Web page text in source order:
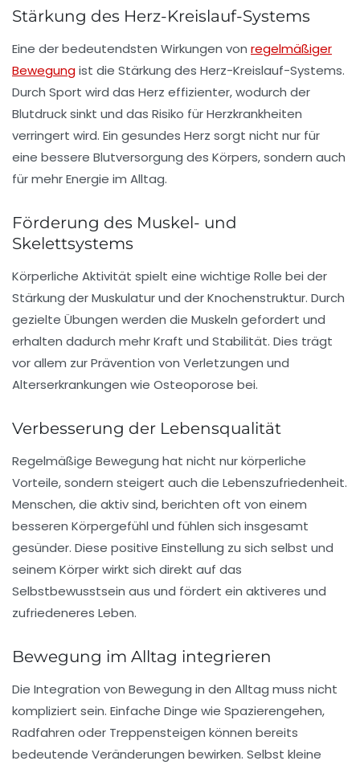
Stärkung des Herz-Kreislauf-Systems
Eine der bedeutendsten Wirkungen von regelmäßiger
Bewegungist die Stärkung des Herz-Kreislauf-Systems.
Durch Sport wird das Herz effizienter, wodurch der
Blutdruck sinkt und das Risiko fürHerzkrankheiten
verringert wird. Ein gesundes Herz sorgt nicht nur für
eine bessere Blutversorgung des Körpers, sondern auch
für mehr Energie im Alltag.
Förderung des Muskel- und
Skelettsystems
Körperliche Aktivität spielt eine wichtige Rolle bei der
Stärkung der Muskulaturund derKnochenstruktur. Durch
gezielte Übungen werden die Muskeln gefordert und
erhalten dadurch mehr Kraft und Stabilität. Dies trägt
vor allem zurPrävention von Verletzungen und
Alterserkrankungen wie Osteoporose bei.
Verbesserung der Lebensqualität
Regelmäßige Bewegung hat nicht nur körperliche
Vorteile, sondern steigert auch die Lebenszufriedenheit.
Menschen, die aktiv sind, berichten oft von einem
besseren Körpergefühl und fühlen sich insgesamt
gesünder. Diese positive Einstellung zu sich selbst und
seinem Körper wirkt sich direkt auf das
Selbstbewusstsein aus und fördert ein aktiveres und
zufriedeneres Leben.
Bewegung im Alltag integrieren
Die Integration von Bewegung in den Alltag muss nicht
kompliziert sein. Einfache Dinge wie Spazierengehen,
Radfahren oder Treppensteigen können bereits
bedeutende Veränderungen bewirken. Selbst kleine